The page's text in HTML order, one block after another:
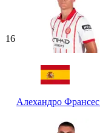
16
Алехандро Франсес